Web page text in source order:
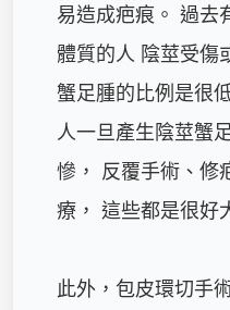
易造成疤痕。 過去
體質的人 陰莖受傷
蟹足腫的比例是很
人一旦產生陰莖蟹
慘， 反覆手術、修
療， 這些都是很好
此外，包皮環切手